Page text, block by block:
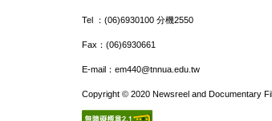
Tel ：(06)6930100 分機2550
Fax：(06)6930661
E-mail：em440@tnnua.edu.tw
Copyright © 2020 Newsreel and Documentary